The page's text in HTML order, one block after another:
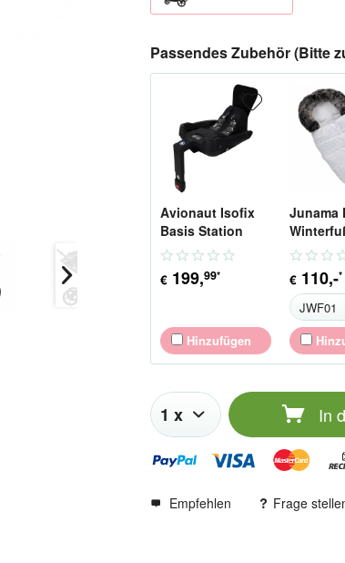
Passendes Zubehör (Bitte
Avionaut Isofix
Basis Station
€ 199,99*
Hinzufügen
Junama
€ 110,-*
In
Empfehlen Frage